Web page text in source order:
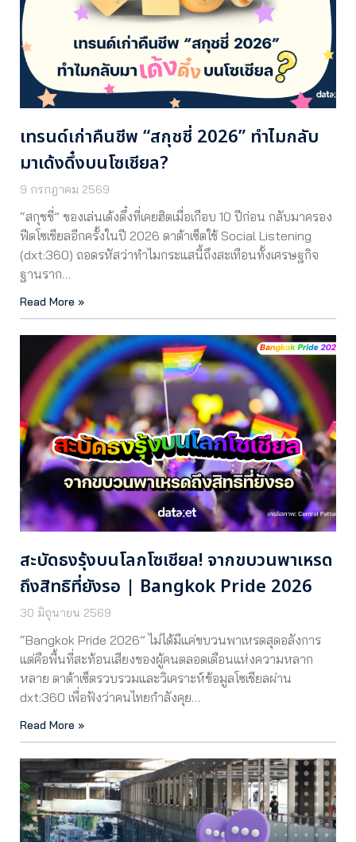
เทรนด์เก่าคืนชีพ “สกุชชี่ 2026” ทำไมกลับ
มาเด้งดึ๋งบนโซเชียล?
9 กรกฎาคม 2569
“สกุชชี่” ของเล่นเด้งดึ๋งที่เคยฮิตเมื่อเกือบ 10 ปีก่อน กลับมาครอง
ฟีดโซเชียลอีกครั้งในปี 2026 ดาต้าเซ็ตใช้ Social Listening
(dxt:360) ถอดรหัสว่าทำไมกระแสนี้ถึงสะเทือนทั้งเศรษฐกิจ
ฐานราก…
Read More »
สะบัดธงรุ้งบนโลกโซเชียล! จากขบวนพาเหรด
ถึงสิทธิที่ยังรอ | Bangkok Pride 2026
30 มิถุนายน 2569
“Bangkok Pride 2026” ไม่ได้มีแค่ขบวนพาเหรดสุดอลังการ
แต่คือพื้นที่สะท้อนเสียงของผู้คนตลอดเดือนแห่งความหลาก
หลาย ดาต้าเซ็ตรวบรวมและวิเคราะห์ข้อมูลโซเชียลผ่าน
dxt:360 เพื่อฟังว่าคนไทยกำลังคุย…
Read More »